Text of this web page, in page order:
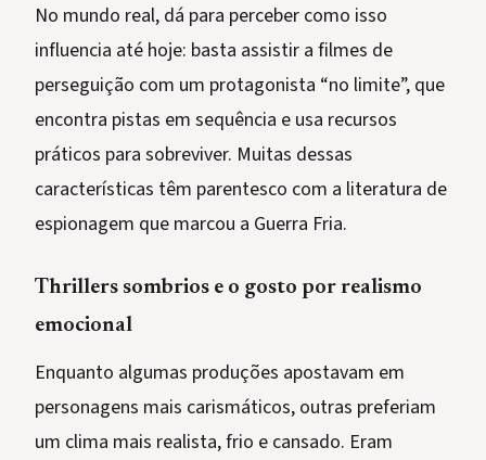
No mundo real, dá para perceber como isso
influencia até hoje: basta assistir a filmes de
perseguição com um protagonista “no limite”, que
encontra pistas em sequência e usa recursos
práticos para sobreviver. Muitas dessas
características têm parentesco com a literatura de
espionagem que marcou a Guerra Fria.
Thrillers sombrios e o gosto por realismo
emocional
Enquanto algumas produções apostavam em
personagens mais carismáticos, outras preferiam
um clima mais realista, frio e cansado. Eram